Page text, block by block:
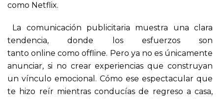
como Netflix.
La comunicación publicitaria muestra una clara
tendencia, donde los esfuerzos son
tanto online como offline. Pero ya no es únicamente
anunciar, si no crear experiencias que construyan
un vínculo emocional. Cómo ese espectacular que
te hizo reír mientras conducías de regreso a casa,